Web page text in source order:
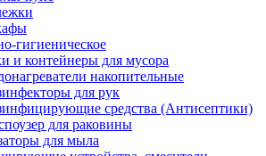
гигиеническое
и контейнеры для мусора
накопительные
для рук
средства (Антисептики)
для раковины
для мыла